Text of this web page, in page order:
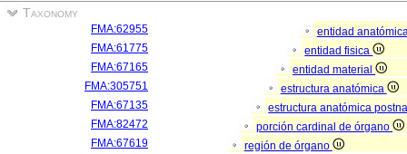
Taxonomy
FMA:62955
entidad
FMA:61775
entidad fisica
FMA:67165
entidad material
FMA:305751
estructura anatómica
FMA:67135
estructura anatómica
FMA:82472
porción cardinal de órgano
FMA:67619
región de órgano